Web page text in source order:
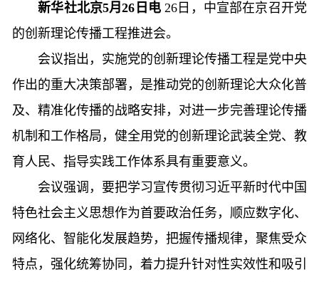
新华社北京5月26日电 26日，中宣部在京召开党
的创新理论传播工程推进会。
会议指出，实施党的创新理论传播工程是党中央
作出的重大决策部署，是推动党的创新理论大众化普
及、精准化传播的战略安排，对进一步完善理论传播
机制和工作格局，健全用党的创新理论武装全党、教
育人民、指导实践工作体系具有重要意义。
会议强调，要把学习宣传贯彻习近平新时代中国
特色社会主义思想作为首要政治任务，顺应数字化、
网络化、智能化发展趋势，把握传播规律，聚焦受众
特点，强化统筹协同，着力提升针对性实效性和吸引